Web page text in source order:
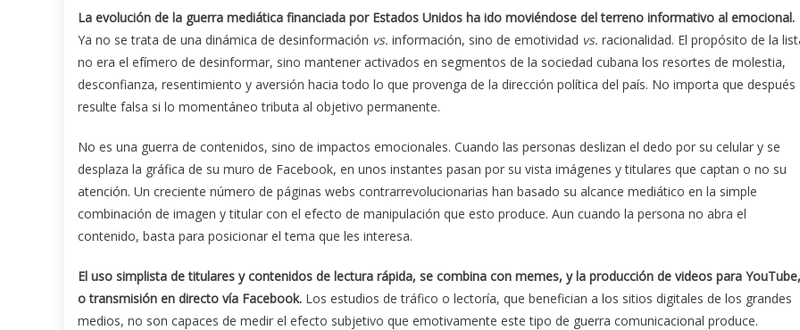
La evolución de la guerra mediática financiada por Estados Unidos ha ido moviéndose del terreno informativo al emocional.
Ya no se trata de una dinámica de desinformación vs. información, sino de emotividad vs. racionalidad. El propósito de la
no era el efímero de desinformar, sino mantener activados en segmentos de la sociedad cubana los resortes de molestia,
desconfianza, resentimiento y aversión hacia todo lo que provenga de la dirección política del país. No importa que después
resulte falsa si lo momentáneo tributa al objetivo permanente.
No es una guerra de contenidos, sino de impactos emocionales. Cuando las personas deslizan el dedo por su celular y se
desplaza la gráfica de su muro de Facebook, en unos instantes pasan por su vista imágenes y titulares que captan o no su
atención. Un creciente número de páginas webs contrarrevolucionarias han basado su alcance mediático en la simple
combinación de imagen y titular con el efecto de manipulación que esto produce. Aun cuando la persona no abra el
contenido, basta para posicionar el tema que les interesa.
El uso simplista de titulares y contenidos de lectura rápida, se combina con memes, y la producción de videos para YouTube,
o transmisión en directo vía Facebook. Los estudios de tráfico o lectoría, que benefician a los sitios digitales de los grandes
medios, no son capaces de medir el efecto subjetivo que emotivamente este tipo de guerra comunicacional produce.